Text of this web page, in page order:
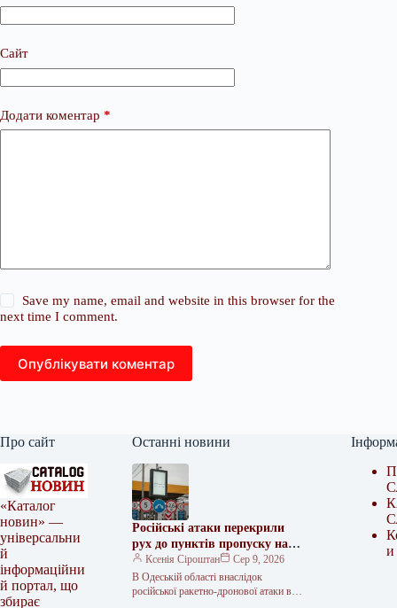
Сайт
Додати коментар *
Save my name, email and website in this browser for the
next time I comment.
Опублікувати коментар
Про сайт
«Каталог
новин» —
універсальни
й
інформаційни
й портал, що
збирає
Останні новини
Російські атаки перекрили
рух до пунктів пропуску на
кордоні з Молдовою
Ксенія Сіроштан
Сер 9, 2026
В Одеській області внаслідок
російської ракетно-дронової атаки в
и